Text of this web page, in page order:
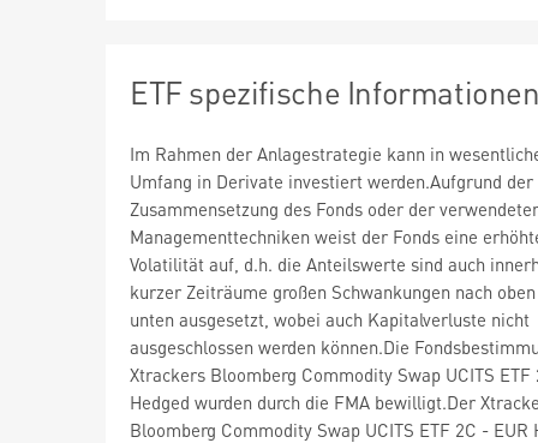
ETF spezifische
Im Rahmen der Anlagestrategie kann in
Umfang in Derivate investiert werden.Aufgrund der
Zusammensetzung des Fonds oder der
Managementtechniken weist der Fonds eine
Volatilität auf, d.h. die Anteilswerte sind auch
kurzer Zeiträume großen Schwankungen nach
unten ausgesetzt, wobei auch Kapitalverluste nicht
ausgeschlossen werden können.Die
Xtrackers Bloomberg Commodity Swap UCITS ETF
Hedged wurden durch die FMA bewilligt.Der
Bloomberg Commodity Swap UCITS ETF 2C - EUR